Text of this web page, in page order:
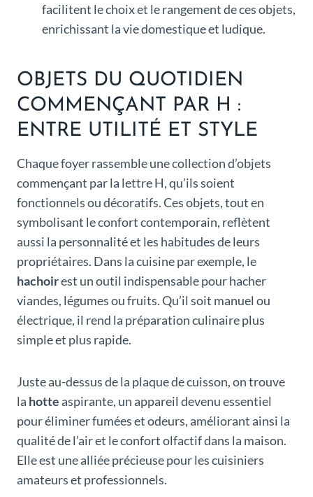
facilitent le choix et le rangement de ces objets,
enrichissant la vie domestique et ludique.
OBJETS DU QUOTIDIEN
COMMENÇANT PAR H :
ENTRE UTILITÉ ET STYLE
Chaque foyer rassemble une collection d’objets
commençant par la lettre H, qu’ils soient
fonctionnels ou décoratifs. Ces objets, tout en
symbolisant le confort contemporain, reflètent
aussi la personnalité et les habitudes de leurs
propriétaires. Dans la cuisine par exemple, le
hachoirest un outil indispensable pour hacher
viandes, légumes ou fruits. Qu’il soit manuel ou
électrique, il rend la préparation culinaire plus
simple et plus rapide.
Juste au-dessus de la plaque de cuisson, on trouve
la hotteaspirante, un appareil devenu essentiel
pour éliminer fumées et odeurs, améliorant ainsi la
qualité de l’air et le confort olfactif dans la maison.
Elle est une alliée précieuse pour les cuisiniers
amateurs et professionnels.